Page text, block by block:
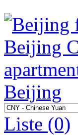
Liste (0)